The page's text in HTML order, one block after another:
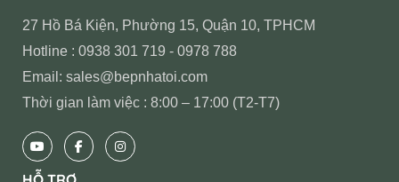
27 Hồ Bá Kiện, Phường 15, Quận 10, TPHCM
Hotline : 0938 301 719 - 0978 788
Email: sales@bepnhatoi.com
Thời gian làm việc : 8:00 – 17:00 (T2-T7)